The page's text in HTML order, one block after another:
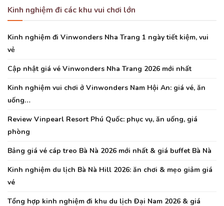
Kinh nghiệm đi các khu vui chơi lớn
Kinh nghiệm đi Vinwonders Nha Trang 1 ngày tiết kiệm, vui
vẻ
Cập nhật giá vé Vinwonders Nha Trang 2026 mới nhất
Kinh nghiệm vui chơi ở Vinwonders Nam Hội An: giá vé, ăn
uống…
Review Vinpearl Resort Phú Quốc: phục vụ, ăn uống, giá
phòng
Bảng giá vé cáp treo Bà Nà 2026 mới nhất & giá buffet Bà Nà
Kinh nghiệm du lịch Bà Nà Hill 2026: ăn chơi & mẹo giảm giá
vé
Tổng hợp kinh nghiệm đi khu du lịch Đại Nam 2026 & giá